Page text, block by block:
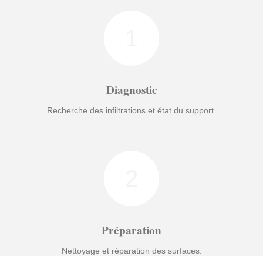
Diagnostic
Recherche des infiltrations et état du support.
Préparation
Nettoyage et réparation des surfaces.